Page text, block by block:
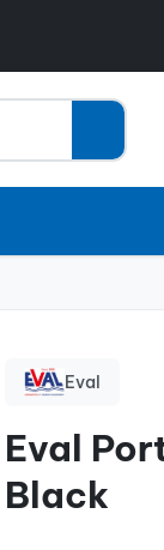
Eval
Eval
Black